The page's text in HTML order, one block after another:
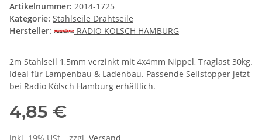
Artikelnummer: 2014-1725
Kategorie: Stahlseile Drahtseile
Hersteller:
RADIO KÖLSCH HAMBURG
2m Stahlseil 1,5mm verzinkt mit 4x4mm Nippel, Traglast 30kg.
Ideal für Lampenbau & Ladenbau. Passende Seilstopper jetzt
bei Radio Kölsch Hamburg erhältlich.
4,85 €